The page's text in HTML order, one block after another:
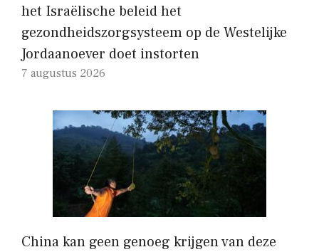
het Israëlische beleid het
gezondheidszorgsysteem op de Westelijke
Jordaanoever doet instorten
7 augustus 2026
China kan geen genoeg krijgen van deze